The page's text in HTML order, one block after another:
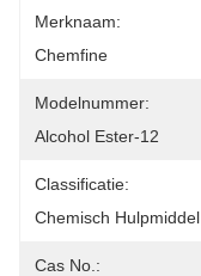
Merknaam:
Chemfine
Modelnummer:
Alcohol Ester-12
Classificatie:
Chemisch Hulpmiddel
Cas No.: